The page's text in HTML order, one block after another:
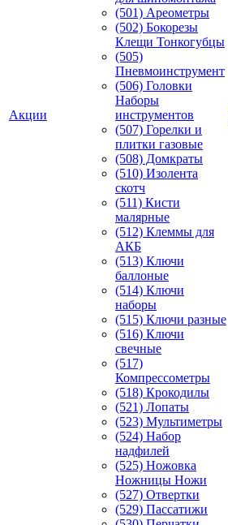
Акции
(501) Ареометры
(502) Бокорезы
Клещи Тонкогубцы
(505)
Пневмоинструмент
(506) Головки
Наборы
инструментов
(507) Горелки и
плитки газовые
(508) Домкраты
(510) Изолента
скотч
(511) Кисти
малярные
(512) Клеммы для
АКБ
(513) Ключи
баллоные
(514) Ключи
наборы
(515) Ключи разные
(516) Ключи
свечные
(517)
Компрессометры
(518) Крокодилы
(521) Лопаты
(523) Мультиметры
(524) Набор
надфилей
(525) Ножовка
Ножницы Ножи
(527) Отвертки
(529) Пассатижи